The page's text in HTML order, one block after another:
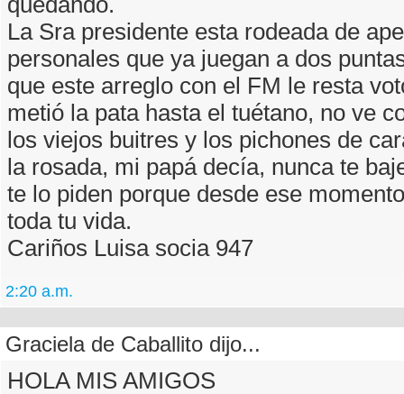
La Sra presidente esta rodeada de
personales que ya juegan a dos
que este arreglo con el FM le resta
metió la pata hasta el tuétano, no ve
los viejos buitres y los pichones de
la rosada, mi papá decía, nunca te
te lo piden porque desde ese
toda tu vida.
Cariños Luisa socia 947
2:20 a.m.
Graciela de Caballito dijo...
HOLA MIS AMIGOS